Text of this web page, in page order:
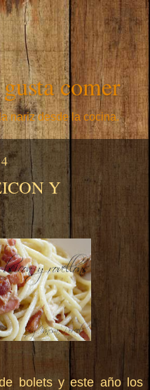
comer
nariz desde la cocina.
Y
bolets y este año los